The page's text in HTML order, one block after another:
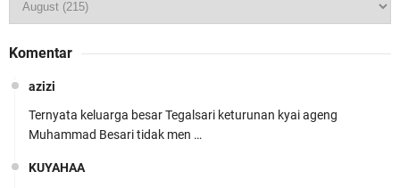
Komentar
azizi
Ternyata keluarga besar Tegalsari keturunan kyai ageng
Muhammad Besari tidak men …
KUYAHAA